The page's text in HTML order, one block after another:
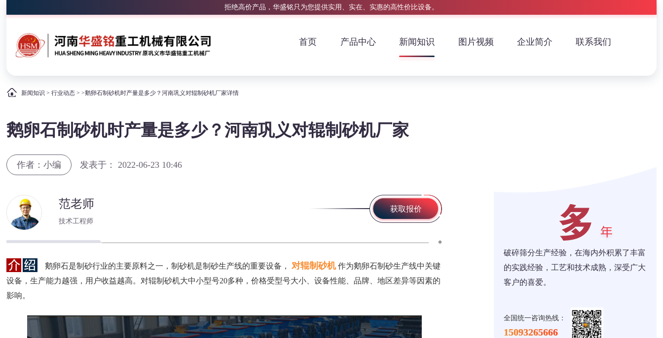
拒绝高价产品，华盛铭只为您提供实用、实在、实惠的高性价比设备。
首页 产品中心 新闻知识 图片视频 企业简介 联系我们
新闻知识 >行业动态 > >鹅卵石制砂机时产量是多少？河南巩义对辊制砂机厂家详情
鹅卵石制砂机时产量是多少？河南巩义对辊制砂机厂家
作者：小编 发表于： 2022-06-23 10:46
范老师
技术工程师
获取报价
鹅卵石是制砂行业的主要原料之一，制砂机是制砂生产线的重要设备， 对辊制砂机 作为鹅卵石制砂生产线中关键
设备，生产能力越强，用户收益越高。对辊制砂机大中小型号20多种，价格受型号大小、设备性能、品牌、地区差异等因素的
影响。
破碎筛分生产经验，在海内外积累了丰富
的实践经验，工艺和技术成熟，深受广大
客户的喜爱。
全国统一咨询热线：
15093265666